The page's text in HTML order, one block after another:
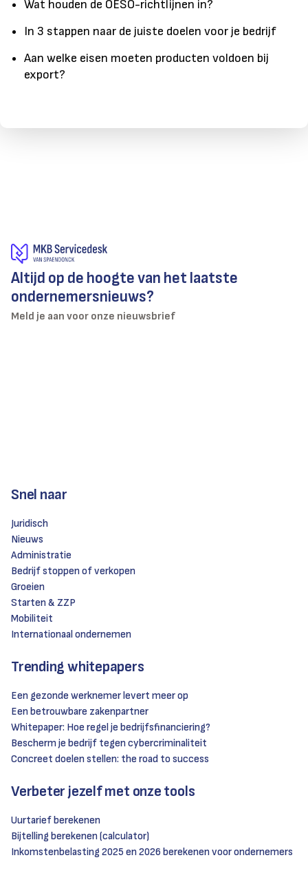
Wat houden de OESO-richtlijnen in?
In 3 stappen naar de juiste doelen voor je bedrijf
Aan welke eisen moeten producten voldoen bij
export?
Altijd op de hoogte van het laatste
ondernemersnieuws?
Meld je aan voor onze nieuwsbrief
Snel naar
Juridisch
Nieuws
Administratie
Bedrijf stoppen of verkopen
Groeien
Starten & ZZP
Mobiliteit
Internationaal ondernemen
Trending whitepapers
Een gezonde werknemer levert meer op
Een betrouwbare zakenpartner
Whitepaper: Hoe regel je bedrijfsfinanciering?
Bescherm je bedrijf tegen cybercriminaliteit
Concreet doelen stellen: the road to success
Verbeter jezelf met onze tools
Uurtarief berekenen
Bijtelling berekenen (calculator)
Inkomstenbelasting 2025 en 2026 berekenen voor ondernemers